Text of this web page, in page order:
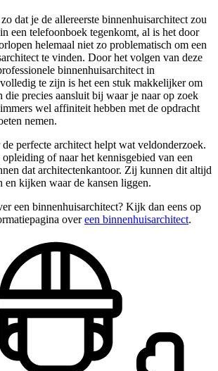
dat je de allereerste binnenhuisarchitect zou
een telefoonboek tegenkomt, al is het door
helemaal niet zo problematisch om een
te vinden. Door het volgen van deze
binnenhuisarchitect in
te zijn is het een stuk makkelijker om
die precies aansluit bij waar je naar op zoek
wel affiniteit hebben met de opdracht
nemen.
perfecte architect helpt wat veldonderzoek.
of naar het kennisgebied van een
dat architectenkantoor. Zij kunnen dit altijd
en kijken waar de kansen liggen.
een binnenhuisarchitect? Kijk dan eens op
overeen binnenhuisarchitect.